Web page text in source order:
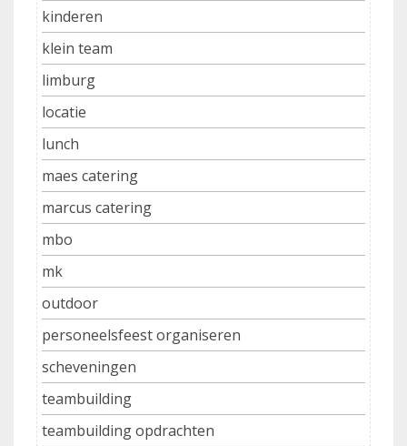
kinderen
klein team
limburg
locatie
lunch
maes catering
marcus catering
mbo
mk
outdoor
personeelsfeest organiseren
scheveningen
teambuilding
teambuilding opdrachten